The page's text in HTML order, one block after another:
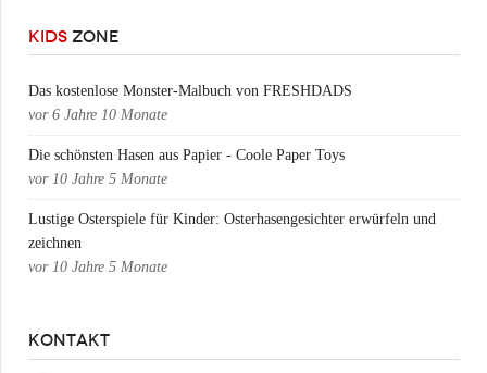
KIDS ZONE
Das kostenlose Monster-Malbuch von FRESHDADS
vor 6 Jahre 10 Monate
Die schönsten Hasen aus Papier - Coole Paper Toys
vor 10 Jahre 5 Monate
Lustige Osterspiele für Kinder: Osterhasengesichter erwürfeln und
zeichnen
vor 10 Jahre 5 Monate
KONTAKT